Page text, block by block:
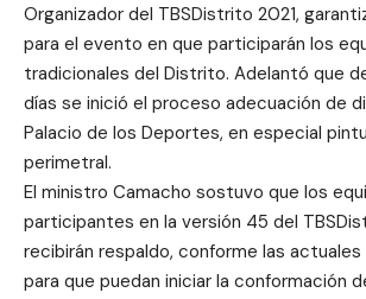
Organizador del TBSDistrito 2021,
para el evento en que participarán los
tradicionales del Distrito. Adelantó que
días se inició el proceso adecuación de
Palacio de los Deportes, en especial
perimetral.
El ministro Camacho sostuvo que los
participantes en la versión 45 del
recibirán respaldo, conforme las
para que puedan iniciar la conformación